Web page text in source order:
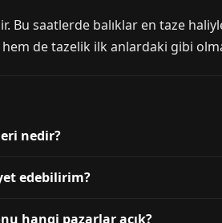
Bu saatlerde balıklar en taze
de tazelik ilk anlardaki gibi
nedir?
edebilirim?
hangi pazarlar açık?